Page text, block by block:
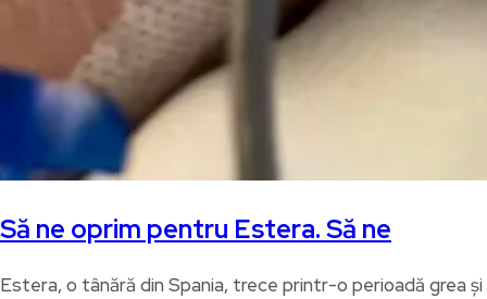
Să ne oprim pentru Estera. Să ne
Estera, o tânără din Spania, trece printr-o perioadă grea și